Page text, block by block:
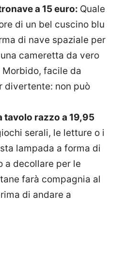
a 15 euro: Quale
di un bel cuscino blu
di nave spaziale per
cameretta da vero
Morbido, facile da
divertente: non può
tavolo razzo a 19,95
serali, le letture o i
lampada a forma di
a decollare per le
farà compagnia al
di andare a